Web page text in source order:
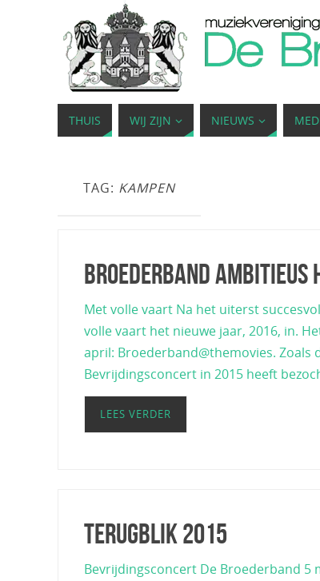
THUIS WIJ ZIJN NIEUWS
TAG: KAMPEN
Broederband ambitieus
Met volle vaart Na het uiterst
volle vaart het nieuwe jaar, 2016, in.
april: Broederband@themovies.
Bevrijdingsconcert in 2015 heeft
LEES VERDER
Terugblik 2015
Bevrijdingsconcert De Broederband 5